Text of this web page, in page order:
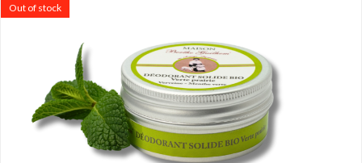
Out of stock